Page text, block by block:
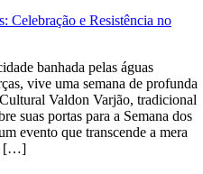
banhada pelas águas
vive uma semana de profunda
Valdon Varjão, tradicional
suas portas para a Semana dos
evento que transcende a mera
[…]